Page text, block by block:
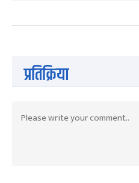
प्रतिक्रिया